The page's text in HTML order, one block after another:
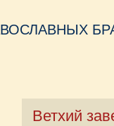
Ветхий